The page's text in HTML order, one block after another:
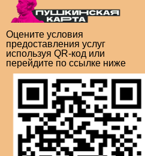
Оцените условия
предоставления услуг
используя QR-код или
перейдите по ссылке ниже